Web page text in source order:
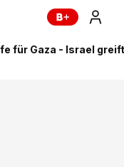
für Gaza - Israel